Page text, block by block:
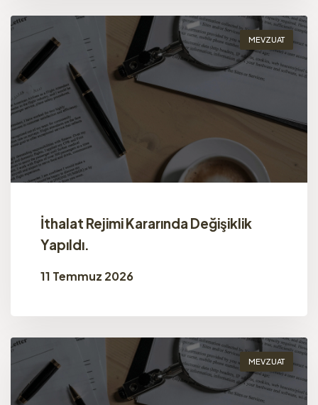
MEVZUAT
İthalat Rejimi Kararında Değişiklik
Yapıldı.
11 Temmuz 2026
MEVZUAT